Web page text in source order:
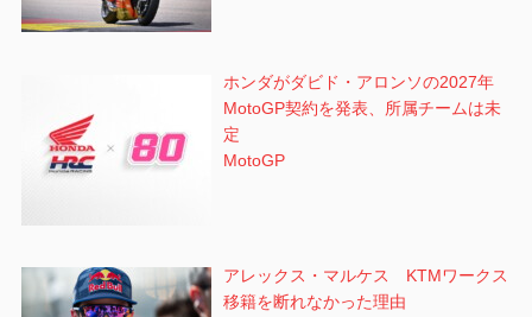
ホンダがダビド・アロンソの2027年
MotoGP契約を発表、所属チームは未
定
MotoGP
アレックス・マルケス KTMワークス
移籍を断れなかった理由